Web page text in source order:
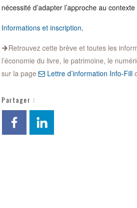
nécessité d’adapter l’approche au
Informations et inscription.
Retrouvez cette brève et toutes les
l’économie du livre, le patrimoine, le
sur la page
Lettre d’information Info-Fill
Partager :